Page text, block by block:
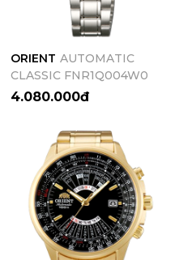
ORIENT AUTOMATIC
CLASSIC FNR1Q004W0
4.080.000đ